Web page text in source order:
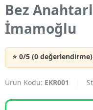
Bez
İmamoğlu
⭐ 0/5 (0 değerlendirme)
Ürün Kodu: EKR001